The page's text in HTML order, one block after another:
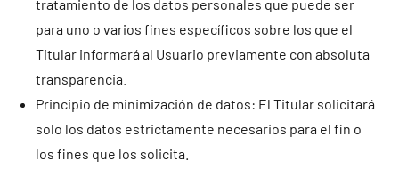
tratamiento de los datos personales que puede ser
para uno o varios fines específicos sobre los que el
Titular informará al Usuario previamente con absoluta
transparencia.
Principio de minimización de datos: El Titular solicitará
solo los datos estrictamente necesarios para el fin o
los fines que los solicita.